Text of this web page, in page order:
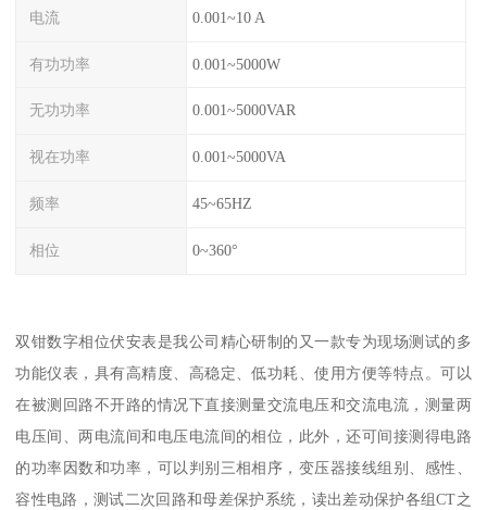
电流 0.001~10 A
有功功率 0.001~5000W
无功功率 0.001~5000VAR
视在功率 0.001~5000VA
频率 45~65HZ
相位 0~360°
双钳数字相位伏安表是我公司精心研制的又一款专为现场测试的多
功能仪表，具有高精度、高稳定、低功耗、使用方便等特点。可以
在被测回路不开路的情况下直接测量交流电压和交流电流，测量两
电压间、两电流间和电压电流间的相位，此外，还可间接测得电路
的功率因数和功率，可以判别三相相序，变压器接线组别、感性、
容性电路，测试二次回路和母差保护系统，读出差动保护各组CT之